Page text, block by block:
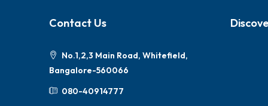
Contact Us
No.1,2,3 Main Road, Whitefield,
Bangalore-560066
080-40914777